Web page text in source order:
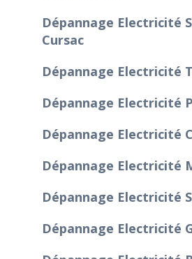
Dépannage Electricité
Cursac
Dépannage Electricité
Dépannage Electricité
Dépannage Electricité
Dépannage Electricité
Dépannage Electricité
Dépannage Electricité